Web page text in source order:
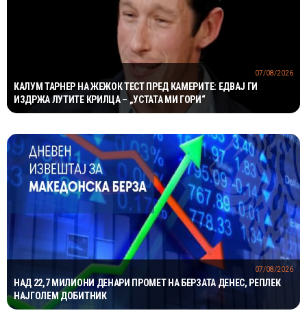
КАЛУМ ТАРНЕР НА ЖЕЖОК ТЕСТ ПРЕД КАМЕРИТЕ: ЕДВАЈ ГИ
ИЗДРЖА ЛУТИТЕ КРИЛЦА – „УСТАТА МИ ГОРИ“
07/08/2026
НАД 22,7 МИЛИОНИ ДЕНАРИ ПРОМЕТ НА БЕРЗАТА ДЕНЕС, РЕПЛЕК
НАЈГОЛЕМ ДОБИТНИК
07/08/2026